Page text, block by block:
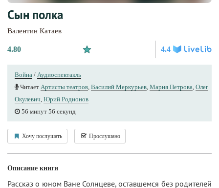
Сын полка
Валентин Катаев
4.80 4.4
Война / Аудиоспектакль
Читает Артисты теaтров Василий Меркурьев Мария Петрова Олег
Окулевич Юрий Родионов
56 минут 56 секунд
Хочу послушать Прослушано
Описание книги
Рассказ о юном Ване Солнцеве, оставшемся без родителей